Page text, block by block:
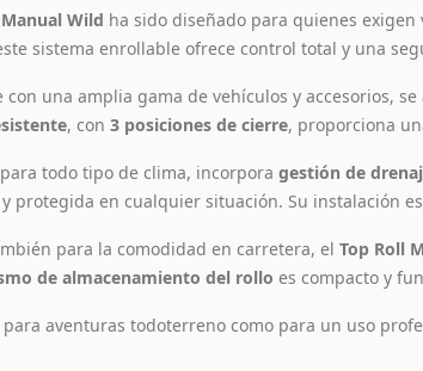
Wild ha sido diseñado para quienes
sistema enrollable ofrece control total y una
con una amplia gama de vehículos y accesorios,
, con 3 posiciones de cierre, proporciona
todo tipo de clima, incorpora gestión de
protegida en cualquier situación. Su instalación
para la comodidad en carretera, el Top Roll
de almacenamiento del rollo es compacto y
aventuras todoterreno como para un uso